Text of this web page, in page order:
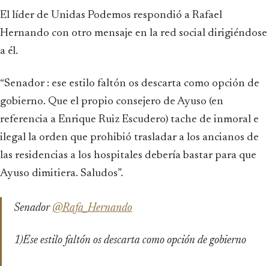
El líder de Unidas Podemos respondió a Rafael
Hernando con otro mensaje en la red social dirigiéndose
a él.
“Senador : ese estilo faltón os descarta como opción de
gobierno. Que el propio consejero de Ayuso (en
referencia a Enrique Ruiz Escudero) tache de inmoral e
ilegal la orden que prohibió trasladar a los ancianos de
las residencias a los hospitales debería bastar para que
Ayuso dimitiera. Saludos”.
Senador @Rafa_Hernando
1)Ese estilo faltón os descarta como opción de gobierno